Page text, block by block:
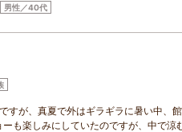
男性／40代
すが、真夏で外はギラギラに暑い中、
も楽しみにしていたのですが、中で